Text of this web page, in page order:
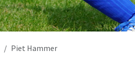
Piet Hammer